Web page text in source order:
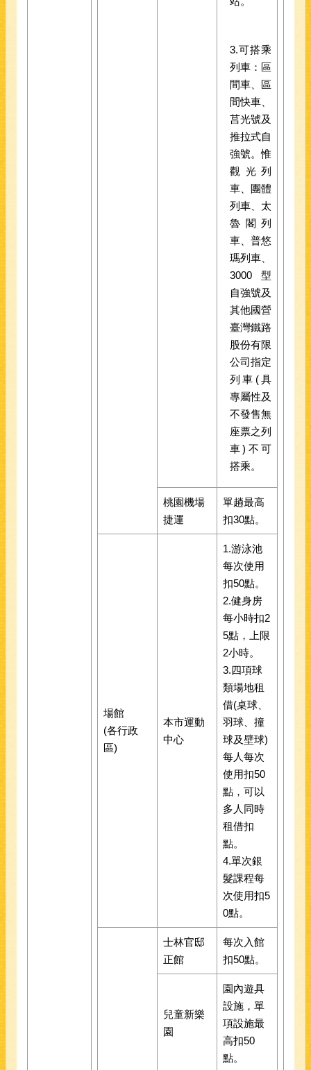
3.可搭乘
列車：區
間車、區
間快車、
莒光號及
推拉式自
強號。惟
觀光列
車、團體
列車、太
魯閣列
車、普悠
瑪列車、
3000型
自強號及
其他國營
臺灣鐵路
股份有限
公司指定
列車(具
專屬性及
不發售無
座票之列
車)不可
搭乘。
桃園機場
捷運
單趟最高
扣30點。
場館
(各行政
區)
本市運動
中心
1.游泳池
每次使用
扣50點。
2.健身房
每小時扣2
5點，上限
2小時。
3.四項球
類場地租
借(桌球、
羽球、撞
球及壁球)
每人每次
使用扣50
點，可以
多人同時
租借扣
點。
4.單次銀
髮課程每
次使用扣5
0點。
士林官邸
正館
每次入館
扣50點。
兒童新樂
園
園內遊具
設施，單
項設施最
高扣50
點。